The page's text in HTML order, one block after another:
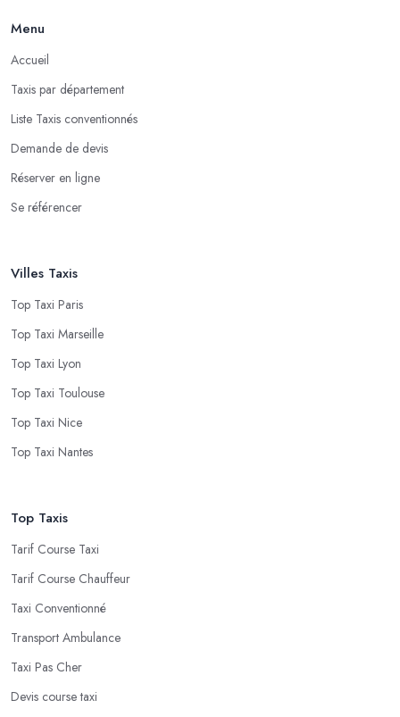
Menu
Accueil
Taxis par département
Liste Taxis conventionnés
Demande de devis
Réserver en ligne
Se référencer
Villes Taxis
Top Taxi Paris
Top Taxi Marseille
Top Taxi Lyon
Top Taxi Toulouse
Top Taxi Nice
Top Taxi Nantes
Top Taxis
Tarif Course Taxi
Tarif Course Chauffeur
Taxi Conventionné
Transport Ambulance
Taxi Pas Cher
Devis course taxi